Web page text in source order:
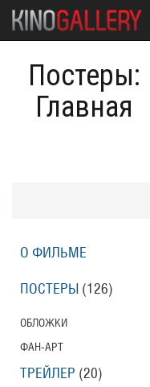
Постеры:
Главная
О ФИЛЬМЕ
ПОСТЕРЫ (126)
ОБЛОЖКИ
ФАН-АРТ
ТРЕЙЛЕР (20)